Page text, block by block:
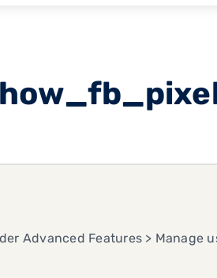
Advanced Features >